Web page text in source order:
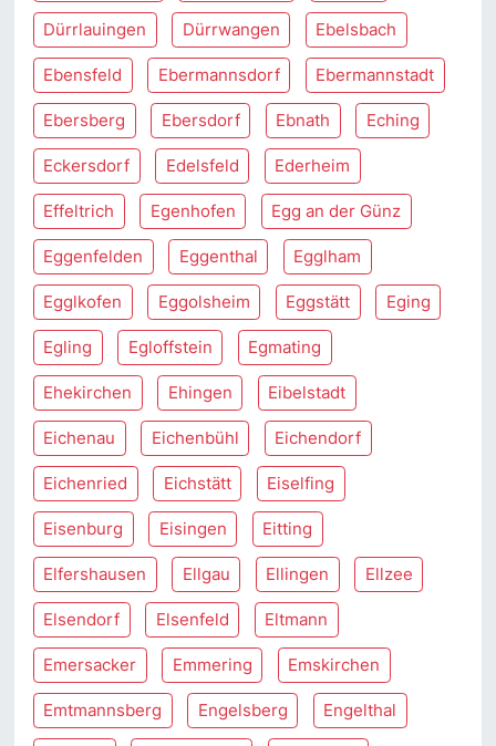
Dürrlauingen Dürrwangen Ebelsbach
Ebensfeld Ebermannsdorf Ebermannstadt
Ebersberg Ebersdorf Ebnath Eching
Eckersdorf Edelsfeld Ederheim
Effeltrich Egenhofen Egg an der Günz
Eggenfelden Eggenthal Egglham
Egglkofen Eggolsheim Eggstätt Eging
Egling Egloffstein Egmating
Ehekirchen Ehingen Eibelstadt
Eichenau Eichenbühl Eichendorf
Eichenried Eichstätt Eiselfing
Eisenburg Eisingen Eitting
Elfershausen Ellgau Ellingen Ellzee
Elsendorf Elsenfeld Eltmann
Emersacker Emmering Emskirchen
Emtmannsberg Engelsberg Engelthal